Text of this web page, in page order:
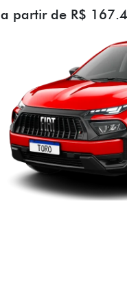
a partir de R$